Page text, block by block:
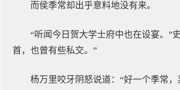
而侯季常却出乎意料地没有来。
“听闻今日贺大学士府中也在设宴。”
首，也曾有些私交。”
杨万里咬牙阴怒说道：“好一个季常